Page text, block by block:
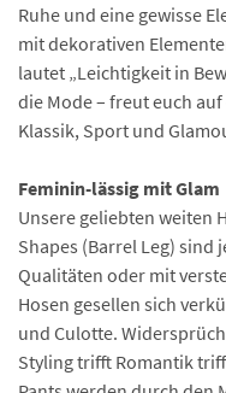
Ruhe und eine gewisse
mit dekorativen
lautet „Leichtigkeit in
die Mode – freut euch
Klassik, Sport und
Feminin-lässig mit Glam
Unsere geliebten weiten
Shapes (Barrel Leg) sind
Qualitäten oder mit
Hosen gesellen sich
und Culotte.
Styling trifft Romantik